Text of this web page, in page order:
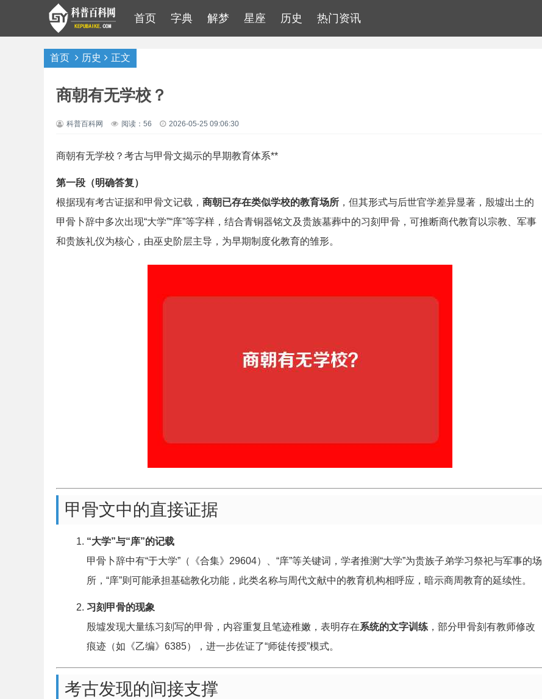
首页 字典 解梦 星座 历史 热门资讯
首页 历史 正文
商朝有无学校？
科普百科网 阅读：56 2026-05-25 09:06:30
商朝有无学校？考古与甲骨文揭示的早期教育体系**
第一段（明确答复）
根据现有考古证据和甲骨文记载， 商朝已存在类似学校的教育场所 ，但其形式与后世官学差异显著，殷墟出土的
甲骨卜辞中多次出现“大学”“庠”等字样，结合青铜器铭文及贵族墓葬中的习刻甲骨，可推断商代教育以宗教、军事
和贵族礼仪为核心，由巫史阶层主导，为早期制度化教育的雏形。
甲骨文中的直接证据
“大学”与“庠”的记载
甲骨卜辞中有“于大学”（《合集》29604）、“庠”等关键词，学者推测“大学”为贵族子弟学习祭祀与军事的场
所，“庠”则可能承担基础教化功能，此类名称与周代文献中的教育机构相呼应，暗示商周教育的延续性。
习刻甲骨的现象
殷墟发现大量练习刻写的甲骨，内容重复且笔迹稚嫩，表明存在系统的文字训练 ，部分甲骨刻有教师修改
痕迹（如《乙编》6385），进一步佐证了“师徒传授”模式。
考古发现的间接支撑